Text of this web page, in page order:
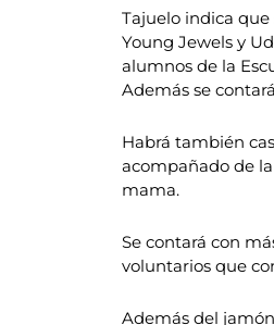
Tajuelo indica que
Young Jewels y
alumnos de la
Además se
Habrá también
acompañado de
mama.
Se contará con
voluntarios que
Además del